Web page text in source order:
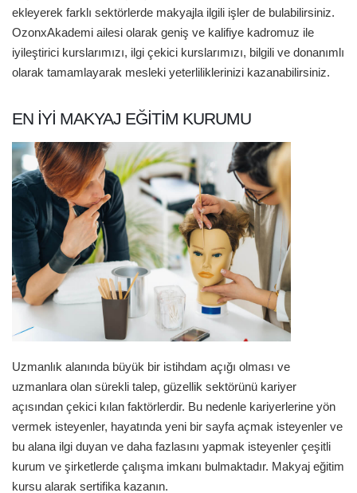
ekleyerek farklı sektörlerde makyajla ilgili işler de bulabilirsiniz.
OzonxAkademi ailesi olarak geniş ve kalifiye kadromuz ile
iyileştirici kurslarımızı, ilgi çekici kurslarımızı, bilgili ve donanımlı
olarak tamamlayarak mesleki yeterliliklerinizi kazanabilirsiniz.
EN İYI MAKYAJ EĞITIM KURUMU
Uzmanlık alanında büyük bir istihdam açığı olması ve
uzmanlara olan sürekli talep, güzellik sektörünü kariyer
açısından çekici kılan faktörlerdir. Bu nedenle kariyerlerine yön
vermek isteyenler, hayatında yeni bir sayfa açmak isteyenler ve
bu alana ilgi duyan ve daha fazlasını yapmak isteyenler çeşitli
kurum ve şirketlerde çalışma imkanı bulmaktadır. Makyaj eğitim
kursu alarak sertifika kazanın.